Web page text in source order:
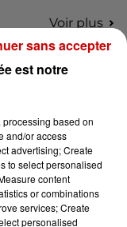
Voir plus
pour le
2026 !
pour le
au
est notre
based on
and/or access
advertising; Create
to select personalised
content
or combinations
services; Create
personalised
sans accepter